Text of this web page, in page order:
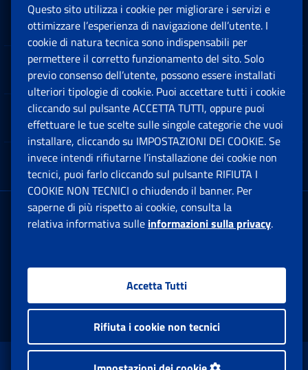
Sedi e Contatti
Software
Note Legali
App mobile
Sede Legale : Via Ciro il Grande, 21
00144 Roma
Facebook: Apre una nuova finestra
Twitter: Apre una nuova finestra
Whatsapp: Apre una nuova
Youtube: Apre una
Instagram:
www.inps.gov.it © 1997-2026
Questo sito utilizza i cookie per migliorare i servizi e
ottimizzare l’esperienza di navigazione dell’utente. I
cookie di natura tecnica sono indispensabili per
permettere il corretto funzionamento del sito. Solo
previo consenso dell’utente, possono essere installati
ulteriori tipologie di cookie. Puoi accettare tutti i cookie
cliccando sul pulsante ACCETTA TUTTI, oppure puoi
effettuare le tue scelte sulle singole categorie che vuoi
installare, cliccando su IMPOSTAZIONI DEI COOKIE. Se
invece intendi rifiutarne l’installazione dei cookie non
tecnici, puoi farlo cliccando sul pulsante RIFIUTA I
COOKIE NON TECNICI o chiudendo il banner. Per
saperne di più rispetto ai cookie, consulta la
relativa informativa sulle informazioni sulla privacy.
Accetta Tutti
Rifiuta i cookie non tecnici